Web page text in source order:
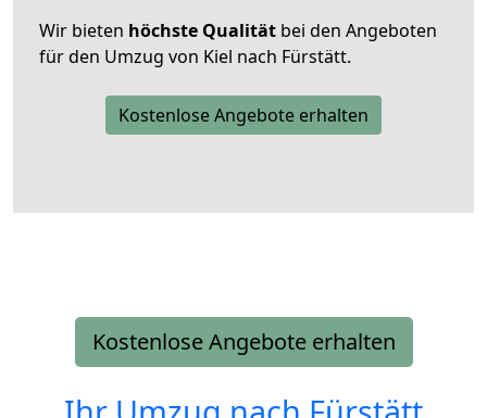
Wir bieten höchste Qualität bei den Angeboten
für den Umzug von Kiel nach Fürstätt.
Kostenlose Angebote erhalten
Kostenlose Angebote erhalten